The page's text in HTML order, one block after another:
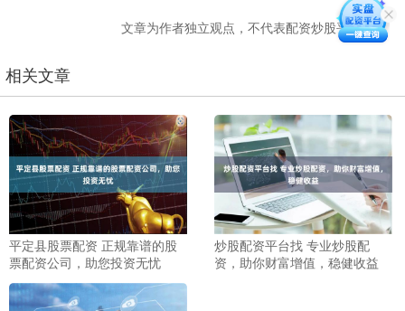
文章为作者独立观点，不代表配资炒股平台观点
相关文章
平定县股票配资 正规靠谱的股
票配资公司，助您投资无忧
炒股配资平台找 专业炒股配
资，助你财富增值，稳健收益